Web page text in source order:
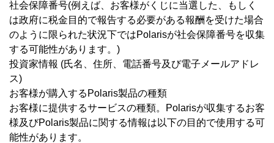
社会保障番号(例えば、お客様がくじに当選した、もしく
は政府に税金目的で報告する必要がある報酬を受けた場合
のように限られた状況下ではPolarisが社会保障番号を収集
する可能性があります。)
投資家情報 (氏名、住所、電話番号及び電子メールアドレ
ス)
お客様が購入するPolaris製品の種類
お客様に提供するサービスの種類。Polarisが収集するお客
様及びPolaris製品に関する情報は以下の目的で使用する可
能性があります。